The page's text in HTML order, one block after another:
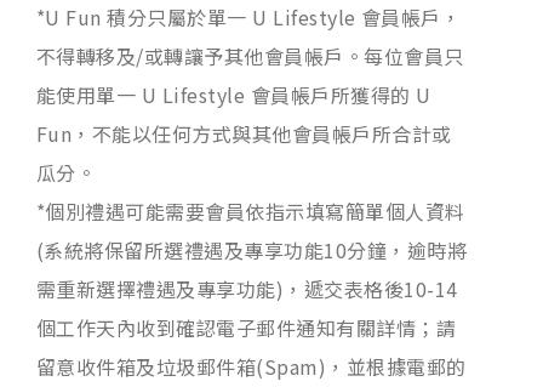
*U Fun 積分只屬於單一 U Lifestyle 會員帳戶，
不得轉移及/或轉讓予其他會員帳戶。每位會員只
能使用單一 U Lifestyle 會員帳戶所獲得的 U
Fun，不能以任何方式與其他會員帳戶所合計或
瓜分。
*個別禮遇可能需要會員依指示填寫簡單個人資料
(系統將保留所選禮遇及專享功能10分鐘，逾時將
需重新選擇禮遇及專享功能)，遞交表格後10-14
個工作天內收到確認電子郵件通知有關詳情；請
留意收件箱及垃圾郵件箱(Spam)，並根據電郵的